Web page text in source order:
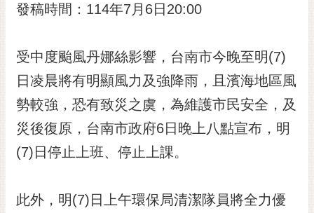
主題服務
市政資訊
市民互動
黃
哲
光
發稿時間：114年7月6日20:00
受中度颱風丹娜絲影響，台南市今晚至明(7)
日凌晨將有明顯風力及強降雨，且濱海地區風
勢較強，恐有致災之虞，為維護市民安全，及
災後復原，台南市政府6日晚上八點宣布，明
(7)日停止上班、停止上課。
此外，明(7)日上午環保局清潔隊員將全力優